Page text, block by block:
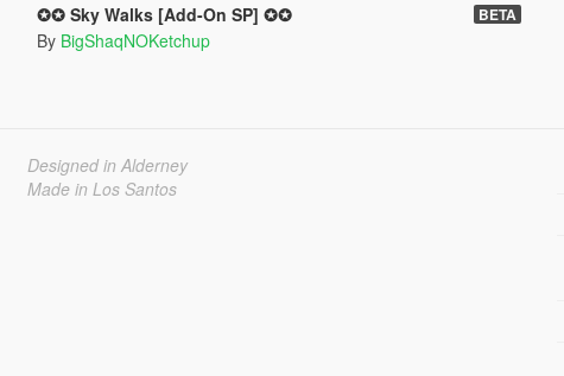
✪✪ Sky Walks [Add-On SP] ✪✪ BETA
By BigShaqNOKetchup
Designed in Alderney
Made in Los Santos